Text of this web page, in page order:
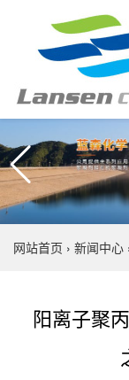
网站首页 › 新闻中心
阳离子聚